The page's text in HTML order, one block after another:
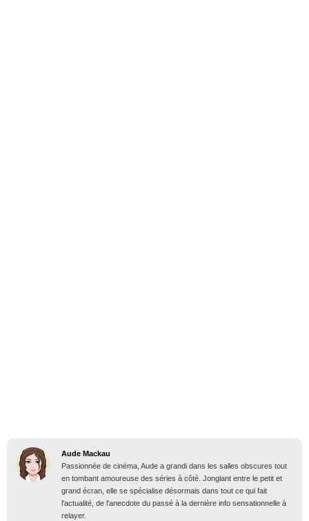
Aude Mackau
Passionnée de cinéma, Aude a grandi dans les salles obscures tout
en tombant amoureuse des séries à côté. Jonglant entre le petit et
grand écran, elle se spécialise désormais dans tout ce qui fait
l'actualité, de l'anecdote du passé à la dernière info sensationnelle à
relayer.